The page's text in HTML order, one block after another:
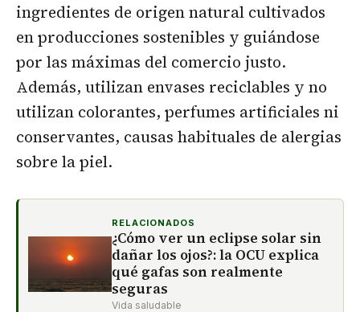
ingredientes de origen natural cultivados
en producciones sostenibles y guiándose
por las máximas del comercio justo.
Además, utilizan envases reciclables y no
utilizan colorantes, perfumes artificiales ni
conservantes, causas habituales de alergias
sobre la piel.
RELACIONADOS
¿Cómo ver un eclipse solar sin
dañar los ojos?: la OCU explica
qué gafas son realmente
seguras
Vida saludable